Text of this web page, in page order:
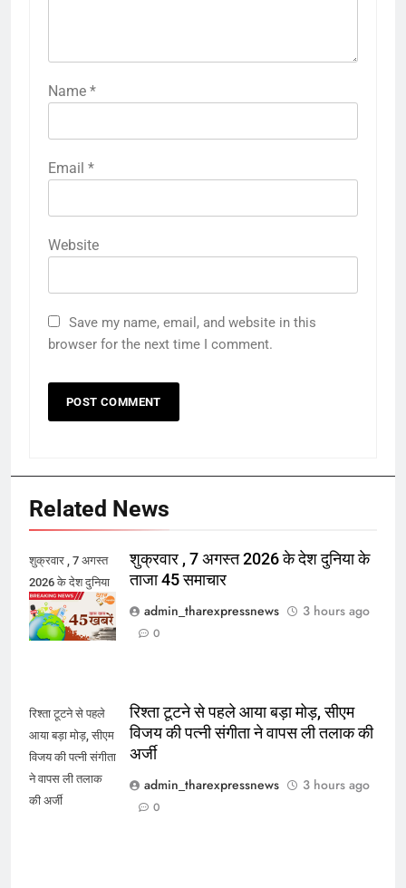
Name *
Email *
Website
Save my name, email, and website in this
browser for the next time I comment.
Related News
शुक्रवार , 7 अगस्त
2026 के देश दुनिया
के ताजा 45 समाचार
शुक्रवार , 7 अगस्त 2026 के देश दुनिया के
ताजा 45 समाचार
admin_tharexpressnews
3 hours ago
0
रिश्ता टूटने से पहले
आया बड़ा मोड़, सीएम
विजय की पत्नी संगीता
ने वापस ली तलाक
की अर्जी
रिश्ता टूटने से पहले आया बड़ा मोड़, सीएम
विजय की पत्नी संगीता ने वापस ली तलाक की
अर्जी
admin_tharexpressnews
3 hours ago
0